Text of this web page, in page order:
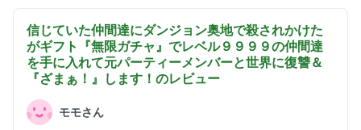
信じていた仲間達にダンジョン奥地で殺されかけた
がギフト『無限ガチャ』でレベル９９９９の仲間達
を手に入れて元パーティーメンバーと世界に復讐＆
『ざまぁ！』します！ のレビュー
モモさん